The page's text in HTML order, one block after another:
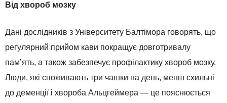
Від хвороб мозку
Дані дослідників з Університету Балтімора говорять, що
регулярний прийом кави покращує довготривалу
пам’ять, а також забезпечує профілактику хвороб мозку.
Люди, які споживають три чашки на день, менш схильні
до деменції і хвороба Альцгеймера — це пояснюється